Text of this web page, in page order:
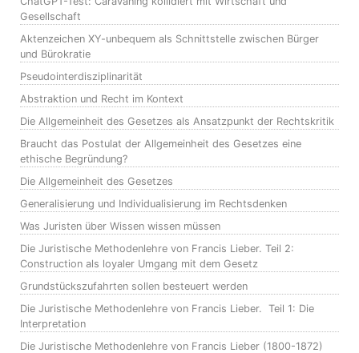
Gesellschaft
Aktenzeichen XY-unbequem als Schnittstelle zwischen Bürger
und Bürokratie
Pseudointerdisziplinarität
Abstraktion und Recht im Kontext
Die Allgemeinheit des Gesetzes als Ansatzpunkt der Rechtskritik
Braucht das Postulat der Allgemeinheit des Gesetzes eine
ethische Begründung?
Die Allgemeinheit des Gesetzes
Generalisierung und Individualisierung im Rechtsdenken
Was Juristen über Wissen wissen müssen
Die Juristische Methodenlehre von Francis Lieber. Teil 2:
Construction als loyaler Umgang mit dem Gesetz
Grundstückszufahrten sollen besteuert werden
Die Juristische Methodenlehre von Francis Lieber. Teil 1: Die
Interpretation
Die Juristische Methodenlehre von Francis Lieber (1800-1872)